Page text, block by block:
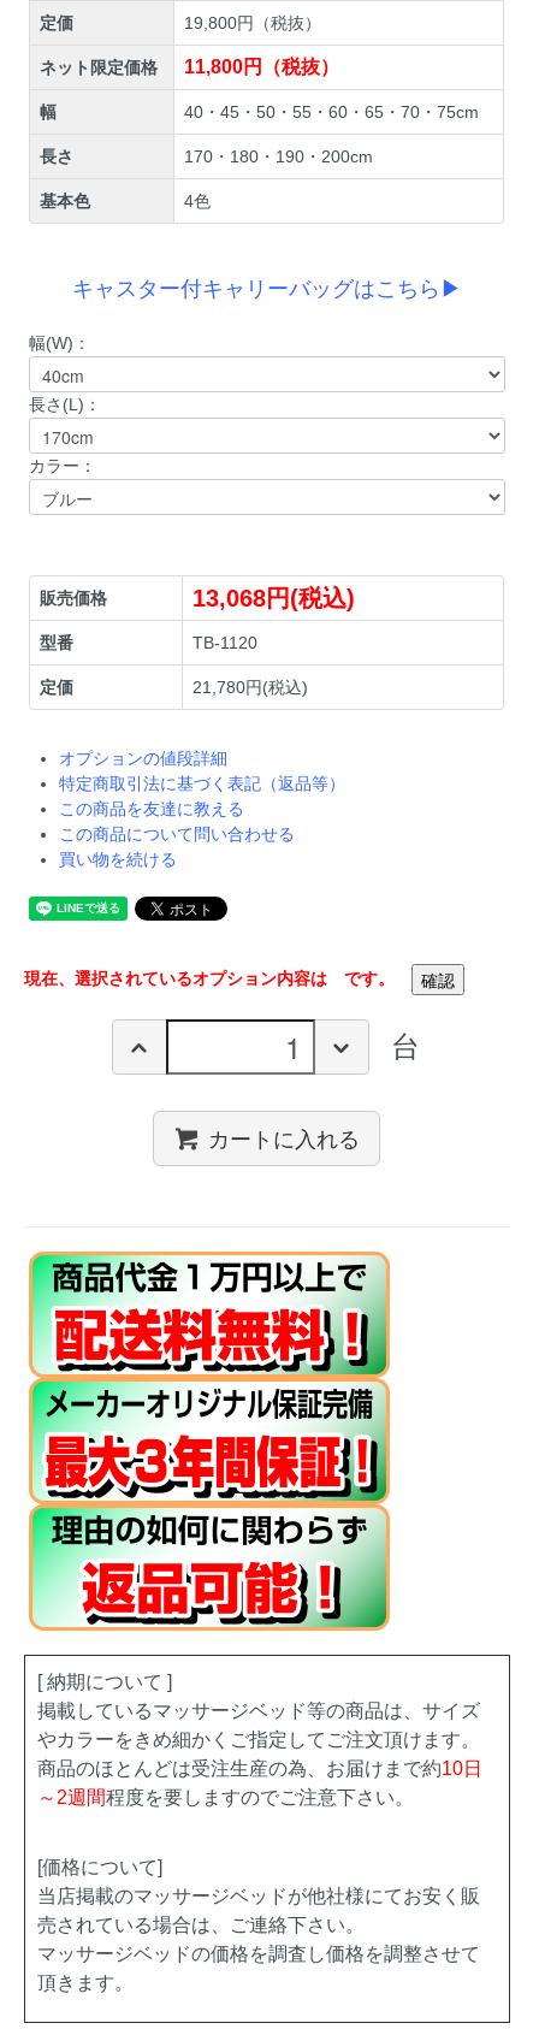
定価 19,800円（税抜）
ネット限定価格 11,800円（税抜）
幅 40・45・50・55・60・65・70・75cm
長さ 170・180・190・200cm
基本色 4色
キャスター付キャリーバッグはこちら▶
幅(W)：
長さ(L)：
カラー：
販売価格 13,068円(税込)
型番 TB-1120
定価 21,780円(税込)
オプションの値段詳細
特定商取引法に基づく表記（返品等）
この商品を友達に教える
この商品について問い合わせる
買い物を続ける
現在、選択されているオプション内容は です。
台
カートに入れる
[ 納期について ]
掲載しているマッサージベッド等の商品は、サイズ
やカラーをきめ細かくご指定してご注文頂けます。
商品のほとんどは受注生産の為、お届けまで約10日
～2週間程度を要しますのでご注意下さい。
[価格について]
当店掲載のマッサージベッドが他社様にてお安く販
売されている場合は、ご連絡下さい。
マッサージベッドの価格を調査し価格を調整させて
頂きます。